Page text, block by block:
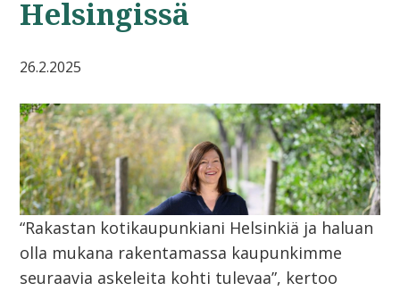
Helsingissä
26.2.2025
“Rakastan kotikaupunkiani Helsinkiä ja haluan
olla mukana rakentamassa kaupunkimme
seuraavia askeleita kohti tulevaa”, kertoo